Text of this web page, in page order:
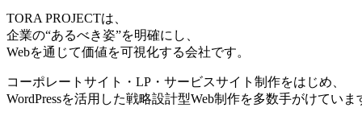
TORA PROJECTは、
企業の“あるべき姿”を明確にし、
Webを通じて価値を可視化する会社です。
コーポレートサイト・LP・サービスサイト制作をはじめ、
WordPressを活用した戦略設計型Web制作を多数手がけていま